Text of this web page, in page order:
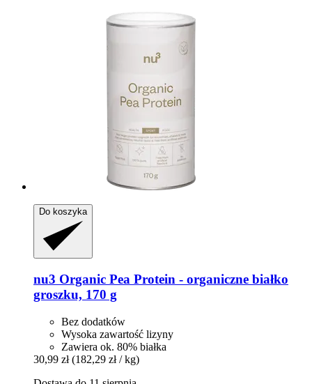
Do koszyka
nu3 Organic Pea Protein -​ organiczne białko
groszku, 170 g
Bez dodatków
Wysoka zawartość lizyny
Zawiera ok. 80% białka
30,99 zł (182,29 zł / kg)